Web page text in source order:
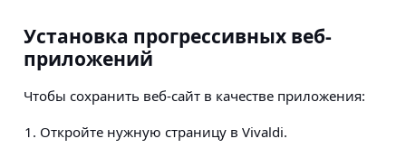
Установка прогрессивных веб-
приложений
Чтобы сохранить веб-сайт в качестве приложения:
Откройте нужную страницу в Vivaldi.